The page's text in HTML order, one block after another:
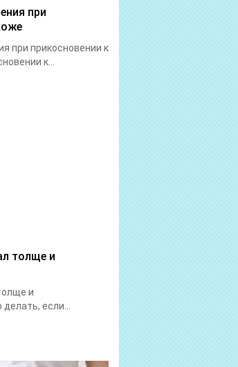
при
при прикосновении к
к...
толще и
и
если...